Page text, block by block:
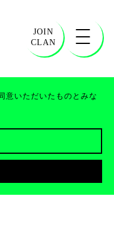
意いただいたものとみな
JOIN
CLAN